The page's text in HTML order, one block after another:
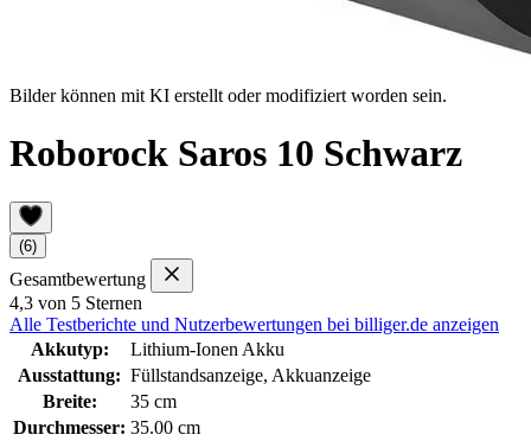
Bilder können mit KI erstellt oder modifiziert worden sein.
Roborock Saros 10 Schwarz
(6)
Gesamtbewertung
4,3 von 5 Sternen
Alle Testberichte und Nutzerbewertungen bei billiger.de anzeigen
Akkutyp:
Lithium-Ionen Akku
Ausstattung: Füllstandsanzeige, Akkuanzeige
Breite:
35 cm
Durchmesser: 35.00 cm